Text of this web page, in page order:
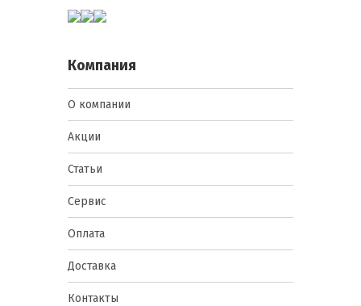
Компания
О компании
Акции
Статьи
Сервис
Оплата
Доставка
Контакты